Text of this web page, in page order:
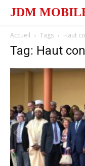
JDM
Accueil Tags Haut
Tag: Haut